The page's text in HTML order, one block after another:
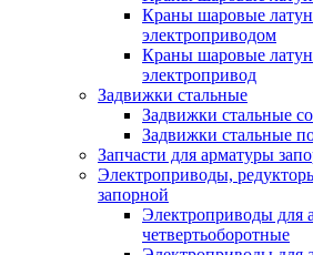
Краны шаровые
электроприводом
Краны шаровые
электропривод
Задвижки стальные
Задвижки стальные
Задвижки стальные
Запчасти для арматуры
Электроприводы,
запорной
Электроприводы для
четвертьоборотные